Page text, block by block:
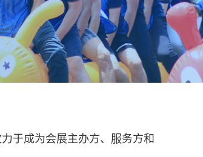
于成为会展主办方、服务方和